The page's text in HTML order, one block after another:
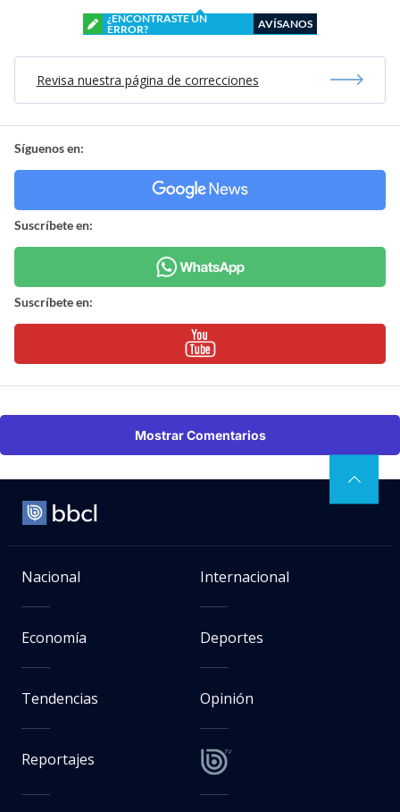
¿ENCONTRASTE UN
ERROR?
AVÍSANOS
Revisa nuestra página de correcciones
Síguenos en:
Suscríbete en:
Suscríbete en:
Mostrar Comentarios
Nacional Internacional
Economía Deportes
Tendencias Opinión
Reportajes